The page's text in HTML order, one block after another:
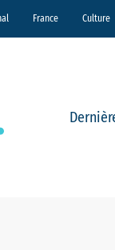
France Culture